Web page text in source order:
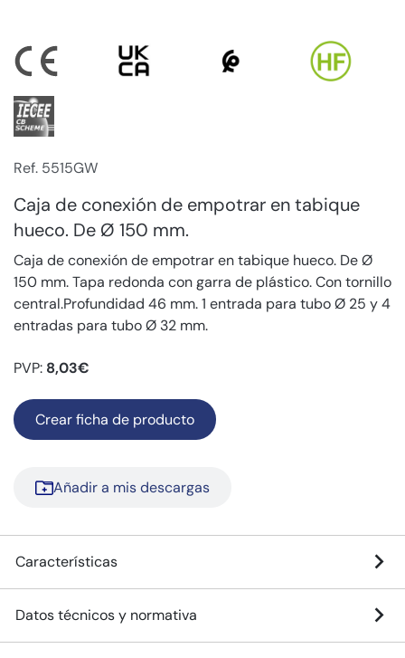
Ref. 5515GW
Caja de conexión de empotrar en tabique
hueco. De Ø 150 mm.
Caja de conexión de empotrar en tabique hueco. De Ø
150 mm. Tapa redonda con garra de plástico. Con tornillo
central.Profundidad 46 mm. 1 entrada para tubo Ø 25 y 4
entradas para tubo Ø 32 mm.
PVP: 8,03€
Crear ficha de producto
Añadir a mis descargas
Características
Datos técnicos y normativa